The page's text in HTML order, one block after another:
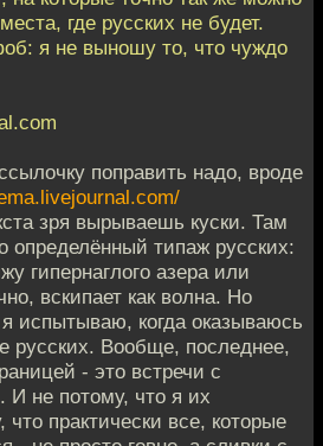
где русских не будет.
я не выношу то, что чуждо
поправить надо, вроде
зря вырываешь куски. Там
определённый типаж русских:
гипернаглого азера или
вскипает как волна. Но
испытываю, когда оказываюсь
русских. Вообще, последнее,
- это встречи с
И не потому, что я их
практически все, которые